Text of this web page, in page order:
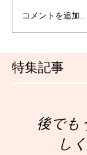
特集記事
コメントを追加…
後でも
し